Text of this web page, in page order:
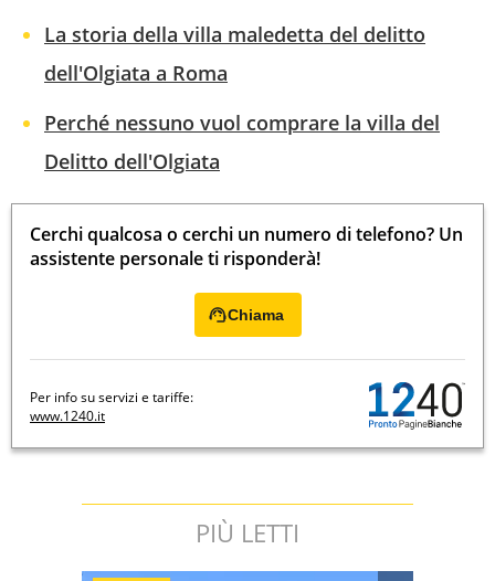
La storia della villa maledetta del delitto
dell'Olgiata a Roma
Perché nessuno vuol comprare la villa del
Delitto dell'Olgiata
Cerchi qualcosa o cerchi un numero di telefono? Un
assistente personale ti risponderà!
Chiama
Per info su servizi e tariffe:
www.1240.it
PIÙ LETTI